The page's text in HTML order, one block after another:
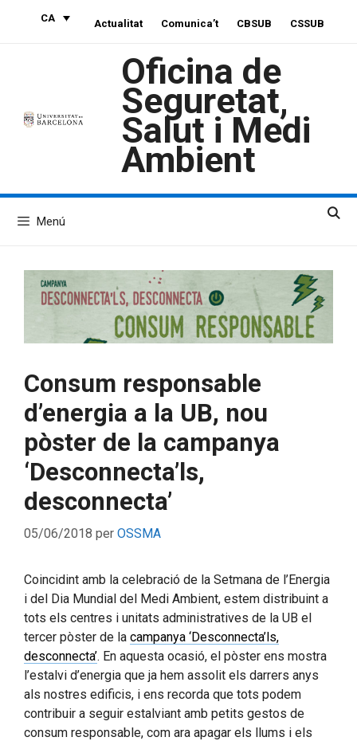
CA Actualitat Comunica’t CBSUB CSSUB
Oficina de
Seguretat,
Salut i Medi
Ambient
Menú
Consum responsable
d’energia a la UB, nou
pòster de la campanya
‘Desconnecta’ls,
desconnecta’
05/06/2018 per OSSMA
Coincidint amb la celebració de la Setmana de l’Energia
i del Dia Mundial del Medi Ambient, estem distribuint a
tots els centres i unitats administratives de la UB el
tercer pòster de la campanya ‘Desconnecta’ls,
desconnecta’. En aquesta ocasió, el pòster ens mostra
l’estalvi d’energia que ja hem assolit els darrers anys
als nostres edificis, i ens recorda que tots podem
contribuir a seguir estalviant amb petits gestos de
consum responsable, com ara apagar els llums i els